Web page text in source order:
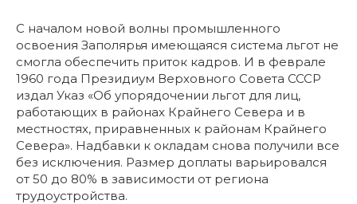
С началом новой волны промышленного
освоения Заполярья имеющаяся система льгот не
смогла обеспечить приток кадров. И в феврале
1960 года Президиум Верховного Совета СССР
издал Указ «Об упорядочении льгот для лиц,
работающих в районах Крайнего Севера и в
местностях, приравненных к районам Крайнего
Севера». Надбавки к окладам снова получили все
без исключения. Размер доплаты варьировался
от 50 до 80% в зависимости от региона
трудоустройства.